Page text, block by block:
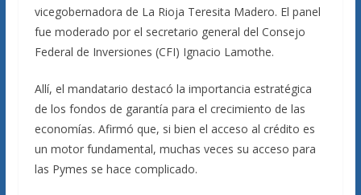
vicegobernadora de La Rioja Teresita Madero. El panel
fue moderado por el secretario general del Consejo
Federal de Inversiones (CFI) Ignacio Lamothe.
Allí, el mandatario destacó la importancia estratégica
de los fondos de garantía para el crecimiento de las
economías. Afirmó que, si bien el acceso al crédito es
un motor fundamental, muchas veces su acceso para
las Pymes se hace complicado.